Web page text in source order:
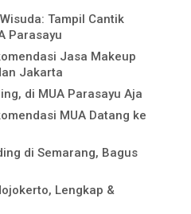
Tampil Cantik
Parasayu
Jasa Makeup
Jakarta
di MUA Parasayu Aja
MUA Datang ke
di Semarang, Bagus
Lengkap &